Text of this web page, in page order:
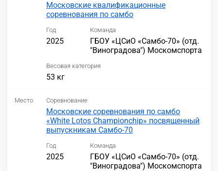
Московские квалификационные
соревнования по самбо
Год
2025
Команда
ГБОУ «ЦСиО «Самбо-70» (отд.
"Виноградова") Москомспорта
Весовая категория
53 кг
Место Соревнование
Московские соревнования по самбо
«White Lotos Championchip» посвященный
выпускникам Самбо-70
Год
2025
Команда
ГБОУ «ЦСиО «Самбо-70» (отд.
"Виноградова") Москомспорта